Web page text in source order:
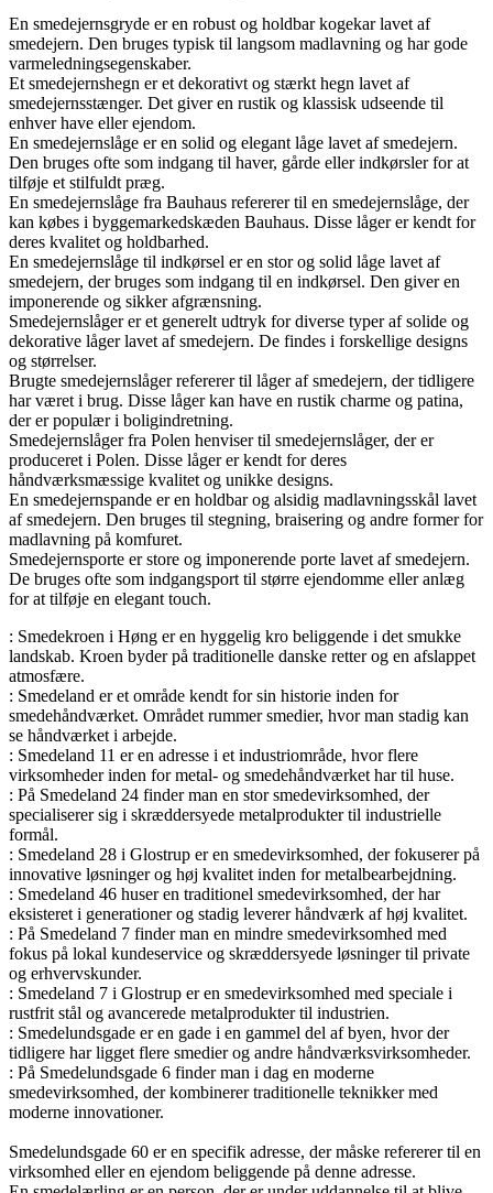
En smedejernsgryde er en robust og holdbar kogekar lavet af
smedejern. Den bruges typisk til langsom madlavning og har gode
varmeledningsegenskaber.
Et smedejernshegn er et dekorativt og stærkt hegn lavet af
smedejernsstænger. Det giver en rustik og klassisk udseende til
enhver have eller ejendom.
En smedejernslåge er en solid og elegant låge lavet af smedejern.
Den bruges ofte som indgang til haver, gårde eller indkørsler for at
tilføje et stilfuldt præg.
En smedejernslåge fra Bauhaus refererer til en smedejernslåge, der
kan købes i byggemarkedskæden Bauhaus. Disse låger er kendt for
deres kvalitet og holdbarhed.
En smedejernslåge til indkørsel er en stor og solid låge lavet af
smedejern, der bruges som indgang til en indkørsel. Den giver en
imponerende og sikker afgrænsning.
Smedejernslåger er et generelt udtryk for diverse typer af solide og
dekorative låger lavet af smedejern. De findes i forskellige designs
og størrelser.
Brugte smedejernslåger refererer til låger af smedejern, der tidligere
har været i brug. Disse låger kan have en rustik charme og patina,
der er populær i boligindretning.
Smedejernslåger fra Polen henviser til smedejernslåger, der er
produceret i Polen. Disse låger er kendt for deres
håndværksmæssige kvalitet og unikke designs.
En smedejernspande er en holdbar og alsidig madlavningsskål lavet
af smedejern. Den bruges til stegning, braisering og andre former for
madlavning på komfuret.
Smedejernsporte er store og imponerende porte lavet af smedejern.
De bruges ofte som indgangsport til større ejendomme eller anlæg
for at tilføje en elegant touch.
: Smedekroen i Høng er en hyggelig kro beliggende i det smukke
landskab. Kroen byder på traditionelle danske retter og en afslappet
atmosfære.
: Smedeland er et område kendt for sin historie inden for
smedehåndværket. Området rummer smedier, hvor man stadig kan
se håndværket i arbejde.
: Smedeland 11 er en adresse i et industriområde, hvor flere
virksomheder inden for metal- og smedehåndværket har til huse.
: På Smedeland 24 finder man en stor smedevirksomhed, der
specialiserer sig i skræddersyede metalprodukter til industrielle
formål.
: Smedeland 28 i Glostrup er en smedevirksomhed, der fokuserer på
innovative løsninger og høj kvalitet inden for metalbearbejdning.
: Smedeland 46 huser en traditionel smedevirksomhed, der har
eksisteret i generationer og stadig leverer håndværk af høj kvalitet.
: På Smedeland 7 finder man en mindre smedevirksomhed med
fokus på lokal kundeservice og skræddersyede løsninger til private
og erhvervskunder.
: Smedeland 7 i Glostrup er en smedevirksomhed med speciale i
rustfrit stål og avancerede metalprodukter til industrien.
: Smedelundsgade er en gade i en gammel del af byen, hvor der
tidligere har ligget flere smedier og andre håndværksvirksomheder.
: På Smedelundsgade 6 finder man i dag en moderne
smedevirksomhed, der kombinerer traditionelle teknikker med
moderne innovationer.
Smedelundsgade 60 er en specifik adresse, der måske refererer til en
virksomhed eller en ejendom beliggende på denne adresse.